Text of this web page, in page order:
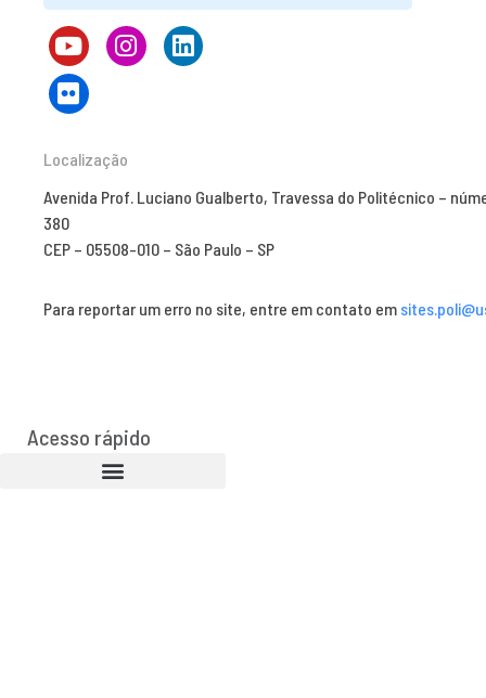
Localização
Avenida Prof. Luciano Gualberto, Travessa do Politécnico –
380
CEP – 05508-010 – São Paulo – SP
Para reportar um erro no site, entre em contato em
Acesso rápido